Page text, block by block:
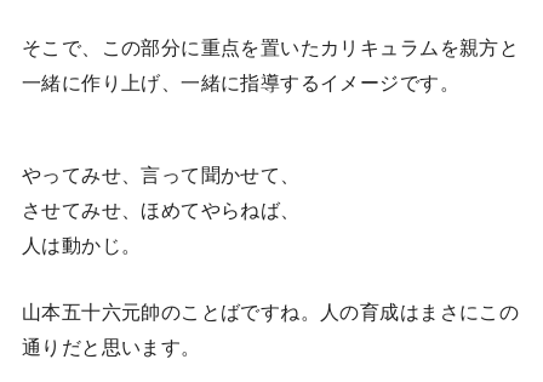
そこで、この部分に重点を置いたカリキュラムを親方と
一緒に作り上げ、一緒に指導するイメージです。
やってみせ、言って聞かせて、
させてみせ、ほめてやらねば、
人は動かじ。
山本五十六元帥のことばですね。人の育成はまさにこの
通りだと思います。